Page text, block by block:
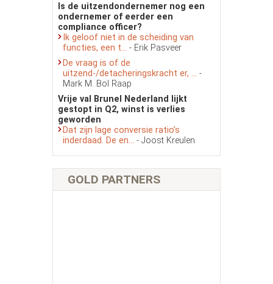
Is de uitzendondernemer nog een
ondernemer of eerder een
compliance officer?
Ik geloof niet in de scheiding van
functies, een t... - Erik Pasveer
De vraag is of de
uitzend-/detacheringskracht er, ... -
Mark M. Bol Raap
Vrije val Brunel Nederland lijkt
gestopt in Q2, winst is verlies
geworden
Dat zijn lage conversie ratio’s
inderdaad. De en... - Joost Kreulen
GOLD PARTNERS